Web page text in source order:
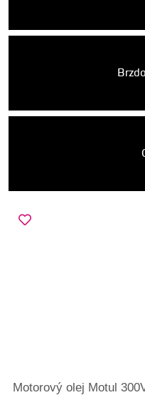
Motorový olej Motul